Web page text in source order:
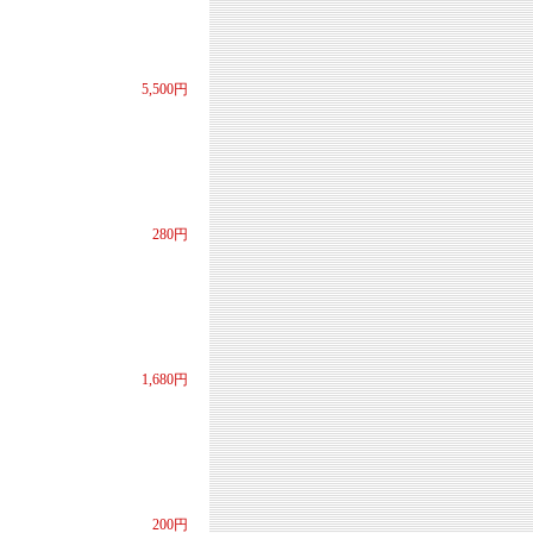
5,500円
280円
1,680円
200円